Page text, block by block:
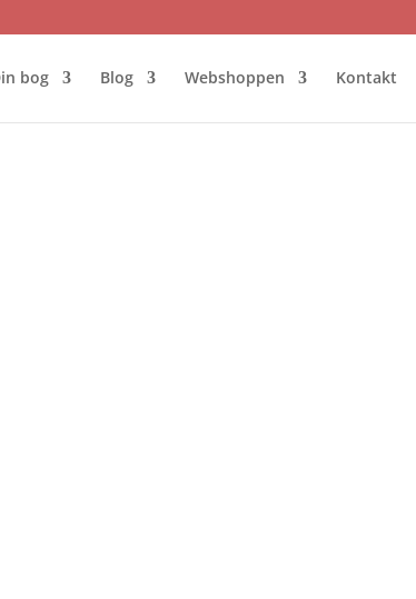
bog Blog Webshoppen Kontakt